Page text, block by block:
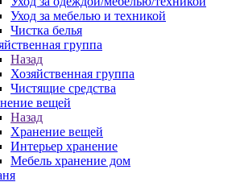
Уход за мебелью и техникой
Чистка белья
группа
Назад
Хозяйственная группа
Чистящие средства
вещей
Назад
Хранение вещей
Интерьер хранение
Мебель хранение дом